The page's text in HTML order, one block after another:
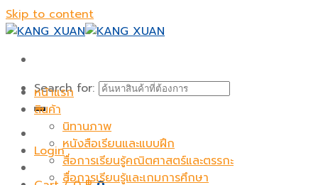
Skip to content
Search for:
Login
หน้าแรก
สินค้า
นิทานภาพ
หนังสือเรียนและแบบฝึก
สื่อการเรียนรู้คณิตศาสตร์และตรรกะ
สื่อการเรียนรู้และเกมการศึกษา